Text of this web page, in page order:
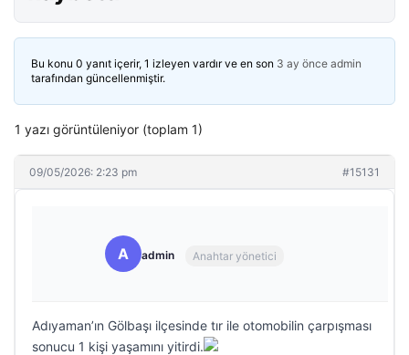
Bu konu 0 yanıt içerir, 1 izleyen vardır ve en son 3 ay önce admin
tarafından güncellenmiştir.
1 yazı görüntüleniyor (toplam 1)
09/05/2026: 2:23 pm #15131
A admin Anahtar yönetici
Adıyaman’ın Gölbaşı ilçesinde tır ile otomobilin çarpışması
sonucu 1 kişi yaşamını yitirdi.